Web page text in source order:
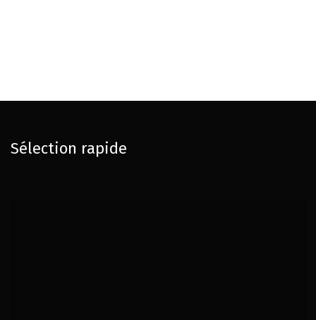
Sélection rapide